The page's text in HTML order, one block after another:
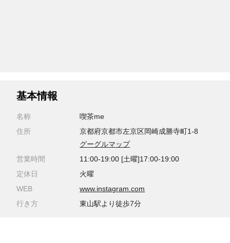
基本情報
名称
喫茶me
住所
京都府京都市左京区岡崎成勝寺町1-8
グーグルマップ
営業時間
11:00-19:00 [土曜]17:00-19:00
定休日
火曜
WEB
www.instagram.com
行き方
東山駅より徒歩7分